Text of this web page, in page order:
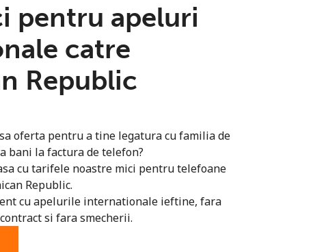
pentru apeluri
catre
Republic
oferta pentru a tine legatura cu familia de
bani la factura de telefon?
cu tarifele noastre mici pentru telefoane
Republic.
cu apelurile internationale ieftine, fara
si fara smecherii.